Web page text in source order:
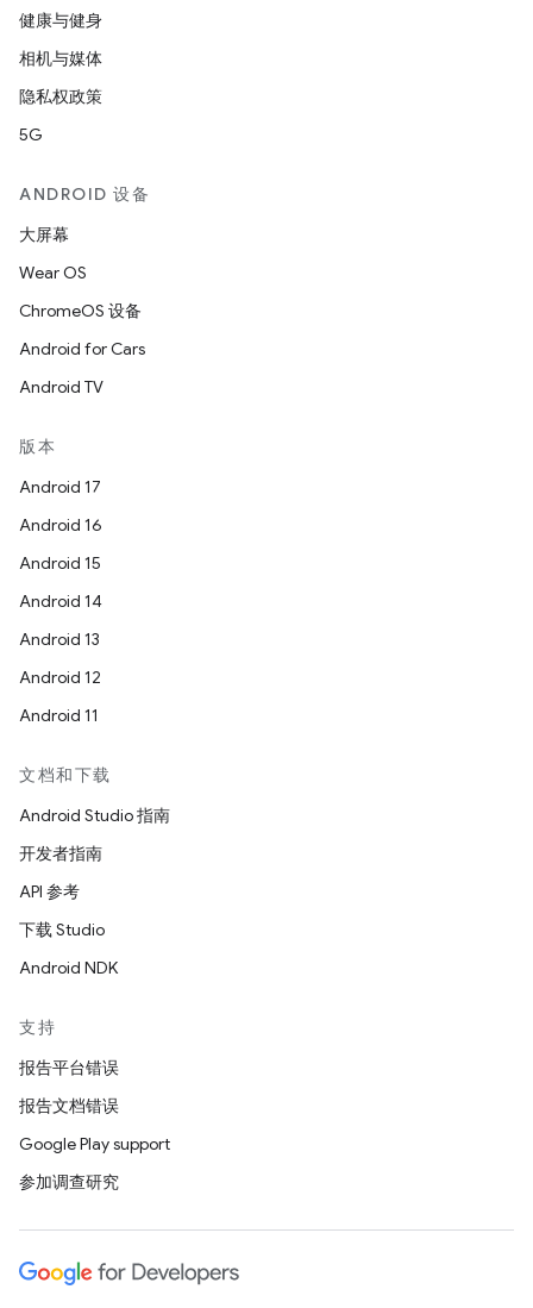
健康与健身
相机与媒体
隐私权政策
5G
ANDROID 设备
大屏幕
Wear OS
ChromeOS 设备
Android for Cars
Android TV
版本
Android 17
Android 16
Android 15
Android 14
Android 13
Android 12
Android 11
文档和下载
Android Studio 指南
开发者指南
API 参考
下载 Studio
Android NDK
支持
报告平台错误
报告文档错误
Google Play support
参加调查研究